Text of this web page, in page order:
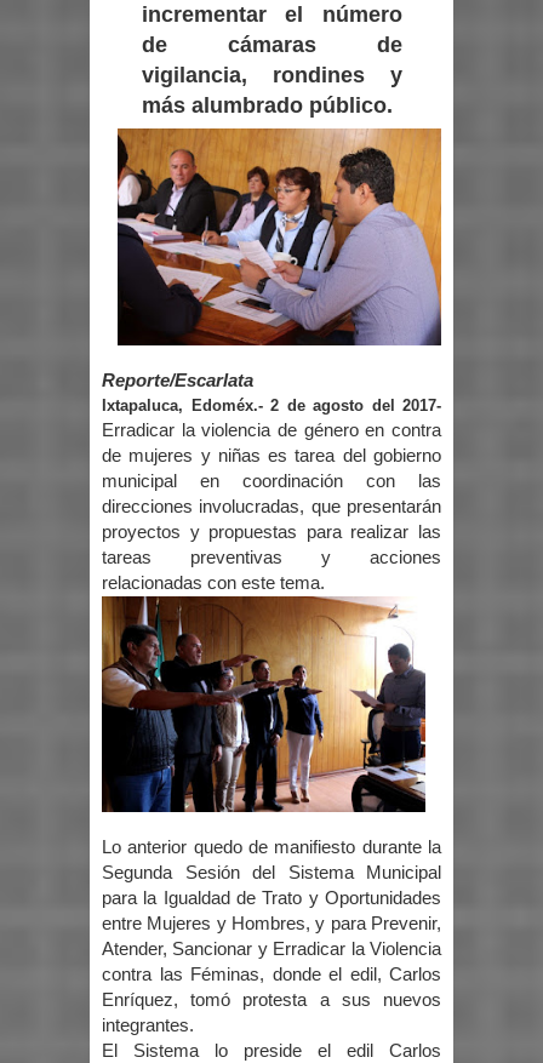
incrementar el número
de cámaras de
vigilancia, rondines y
más alumbrado público.
Reporte/Escarlata
Ixtapaluca, Edoméx.- 2 de agosto del 2017-
Erradicar la violencia de género en contra
de mujeres y niñas es tarea del gobierno
municipal en coordinación con las
direcciones involucradas, que presentarán
proyectos y propuestas para realizar las
tareas preventivas y acciones
relacionadas con este tema.
Lo anterior quedo de manifiesto durante la
Segunda Sesión del Sistema Municipal
para la Igualdad de Trato y Oportunidades
entre Mujeres y Hombres, y para Prevenir,
Atender, Sancionar y Erradicar la Violencia
contra las Féminas, donde el edil, Carlos
Enríquez, tomó protesta a sus nuevos
integrantes.
El Sistema lo preside el edil Carlos